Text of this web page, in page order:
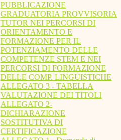
PUBBLICAZIONE
GRADUATORIA PROVVISORIA
TUTOR NEI PERCORSI DI
ORIENTAMENTO E
FORMAZIONE PER IL
POTENZIAMENTO DELLE
COMPETENZE STEM E NEI
PERCORSI DI FORMAZIONE
DELLE COMP. LINGUISTICHE
ALLEGATO 3 - TABELLA
VALUTAZIONE DEI TITOLI
ALLEGATO 2-
DICHIARAZIONE
SOSTITUTIVA DI
CERTIFICAZIONE